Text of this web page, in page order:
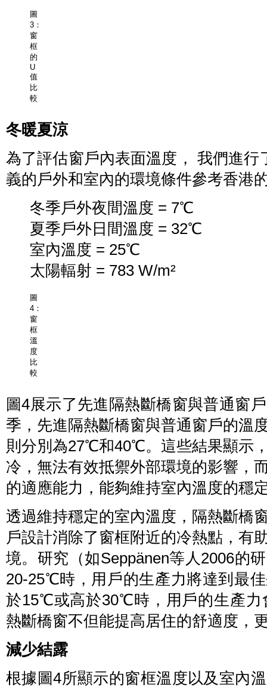
圖
3：
窗
框
的
U
值
比
較
冬暖夏涼
為了評估窗戶內表面溫度， 我們進
義的戶外和室內的環境條件參考香港
冬季戶外夜間溫度 = 7℃
夏季戶外日間溫度 = 32℃
室內溫度 = 25℃
太陽輻射 = 783 W/m²
圖
4：
窗
框
溫
度
比
較
圖4展示了先進隔熱斷橋窗與普通窗
季，先進隔熱斷橋窗與普通窗戶的
則分別為27℃和40℃。這些結果顯示
冷，無法有效抵禦外部環境的影響，
的適應能力，能夠維持室內溫度的穩
透過維持穩定的室內溫度，隔熱斷橋
戶設計消除了窗框附近的冷熱點，有
境。研究（如Seppänen等人2006的
20-25℃時，用戶的生產力將達到最
於15℃或高於30℃時，用戶的生產力
熱斷橋窗不但能提高居住的舒適度，
減少結露
根據圖4所顯示的窗框溫度以及室內